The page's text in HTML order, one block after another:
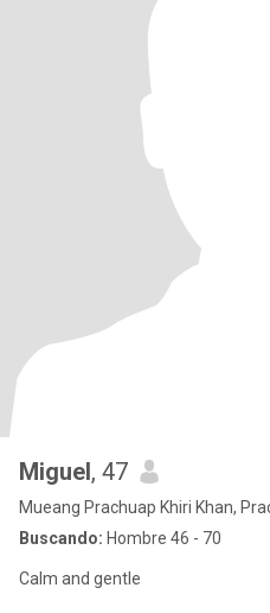
Miguel, 47
Mueang Prachuap Khiri Khan,
Buscando: Hombre 46 - 70
Calm and gentle